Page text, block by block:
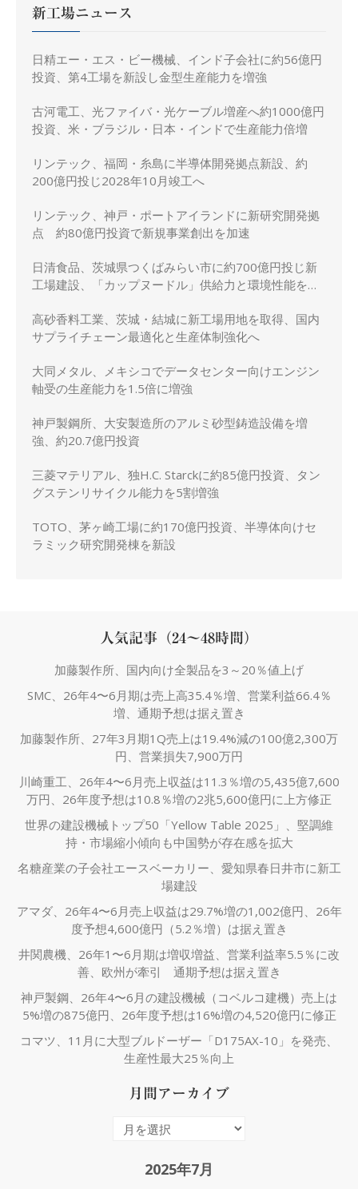
新工場ニュース
日精エー・エス・ビー機械、インド子会社に約56億円
投資、第4工場を新設し金型生産能力を増強
古河電工、光ファイバ・光ケーブル増産へ約1000億円
投資、米・ブラジル・日本・インドで生産能力倍増
リンテック、福岡・糸島に半導体開発拠点新設、約
200億円投じ2028年10月竣工へ
リンテック、神戸・ポートアイランドに新研究開発拠
点 約80億円投資で新規事業創出を加速
日清食品、茨城県つくばみらい市に約700億円投じ新
工場建設、「カップヌードル」供給力と環境性能を強
高砂香料工業、茨城・結城に新工場用地を取得、国内
サプライチェーン最適化と生産体制強化へ
大同メタル、メキシコでデータセンター向けエンジン
軸受の生産能力を1.5倍に増強
神戸製鋼所、大安製造所のアルミ砂型鋳造設備を増
強、約20.7億円投資
三菱マテリアル、独H.C. Starckに約85億円投資、タン
グステンリサイクル能力を5割増強
TOTO、茅ヶ崎工場に約170億円投資、半導体向けセ
ラミック研究開発棟を新設
人気記事（24～48時間）
加藤製作所、国内向け全製品を3～20％値上げ
SMC、26年4〜6月期は売上高35.4％増、営業利益66.4％
増、通期予想は据え置き
加藤製作所、27年3月期1Q売上は19.4%減の100億2,300万
円、営業損失7,900万円
川崎重工、26年4〜6月売上収益は11.3％増の5,435億7,600
万円、26年度予想は10.8％増の2兆5,600億円に上方修正
世界の建設機械トップ50「Yellow Table 2025」、堅調維
持・市場縮小傾向も中国勢が存在感を拡大
名糖産業の子会社エースベーカリー、愛知県春日井市に新工
場建設
アマダ、26年4〜6月売上収益は29.7%増の1,002億円、26年
度予想4,600億円（5.2％増）は据え置き
井関農機、26年1〜6月期は増収増益、営業利益率5.5％に改
善、欧州が牽引 通期予想は据え置き
神戸製鋼、26年4〜6月の建設機械（コベルコ建機）売上は
5%増の875億円、26年度予想は16%増の4,520億円に修正
コマツ、11月に大型ブルドーザー「D175AX-10」を発売、
生産性最大25％向上
月間アーカイブ
2025年7月